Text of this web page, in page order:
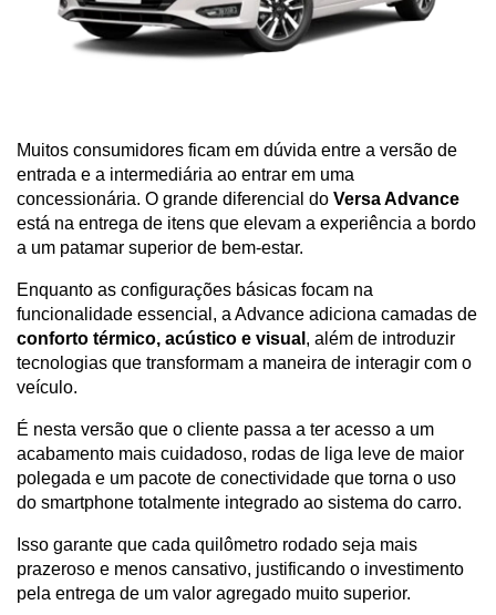
Muitos consumidores ficam em dúvida entre a versão de
entrada e a intermediária ao entrar em uma
concessionária. O grande diferencial do Versa Advance
está na entrega de itens que elevam a experiência a bordo
a um patamar superior de bem-estar.
Enquanto as configurações básicas focam na
conforto térmico, acústico e visual , além de introduzir
tecnologias que transformam a maneira de interagir com o
veículo.
É nesta versão que o cliente passa a ter acesso a um
acabamento mais cuidadoso, rodas de liga leve de maior
polegada e um pacote de conectividade que torna o uso
do smartphone totalmente integrado ao sistema do carro.
Isso garante que cada quilômetro rodado seja mais
prazeroso e menos cansativo, justificando o investimento
pela entrega de um valor agregado muito superior.